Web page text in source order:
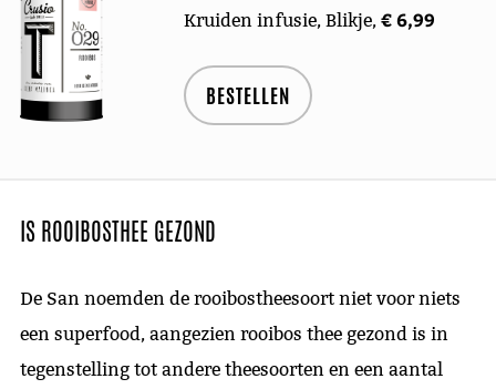
Kruiden infusie, Blikje, € 6,99
BESTELLEN
IS ROOIBOSTHEE GEZOND
De San noemden de rooibostheesoort niet voor niets
een superfood, aangezien rooibos thee gezond is in
tegenstelling tot andere theesoorten en een aantal